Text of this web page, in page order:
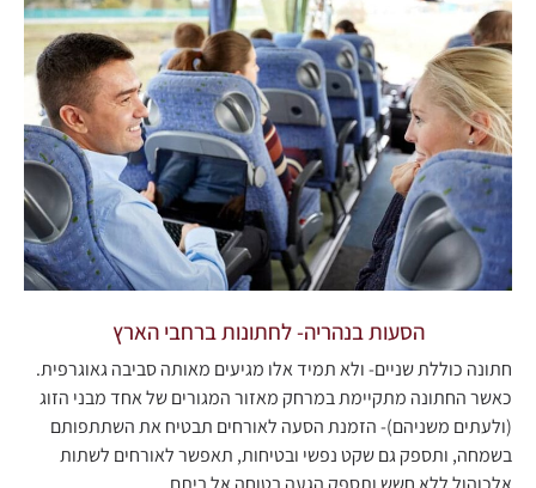
הסעות בנהריה- לחתונות ברחבי הארץ
חתונה כוללת שניים- ולא תמיד אלו מגיעים מאותה סביבה גאוגרפית.
כאשר החתונה מתקיימת במרחק מאזור המגורים של אחד מבני הזוג
(ולעתים משניהם)- הזמנת הסעה לאורחים תבטיח את השתתפותם
בשמחה, ותספק גם שקט נפשי ובטיחות, תאפשר לאורחים לשתות